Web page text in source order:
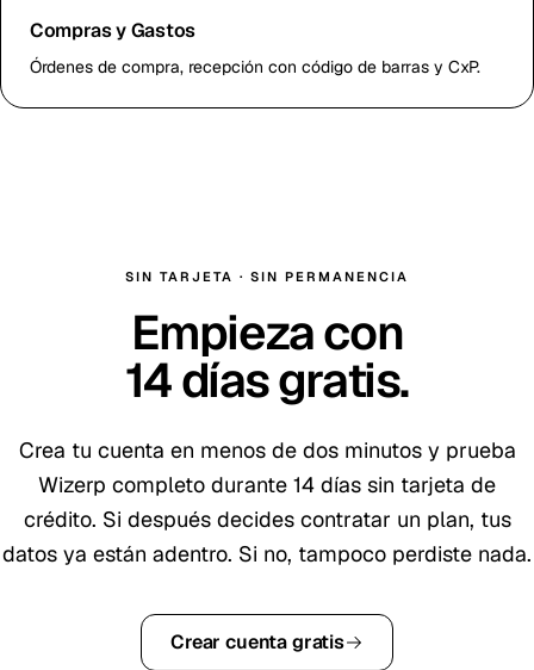
Compras y Gastos
Órdenes de compra, recepción con código de barras y CxP.
SIN TARJETA · SIN PERMANENCIA
Empieza con
14días gratis.
Crea tu cuenta en menos de dos minutos y prueba
Wizerp completo durante 14 días sin tarjeta de
crédito. Si después decides contratar un plan, tus
datos ya están adentro. Si no, tampoco perdiste nada.
Crear cuenta gratis